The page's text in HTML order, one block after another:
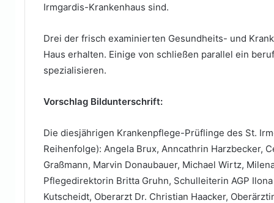
Irmgardis-Krankenhaus sind.
Drei der frisch examinierten Gesundheits- und
Haus erhalten. Einige von schließen parallel ein
spezialisieren.
Vorschlag Bildunterschrift:
Die diesjährigen Krankenpflege-Prüflinge des St.
Reihenfolge): Angela Brux, Anncathrin Harzbecker,
Graßmann, Marvin Donaubauer, Michael Wirtz,
Pflegedirektorin Britta Gruhn, Schulleiterin AGP
Kutscheidt, Oberarzt Dr. Christian Haacker,